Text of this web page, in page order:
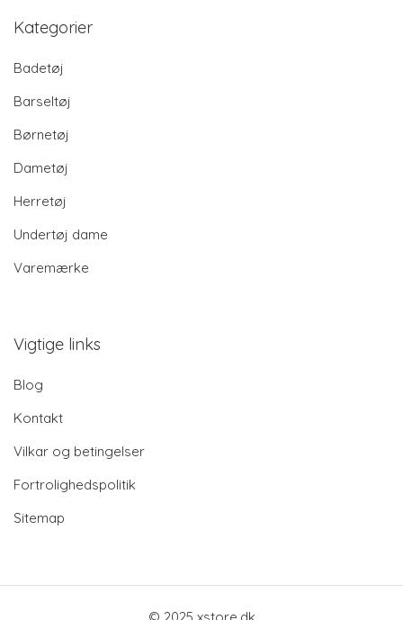
Kategorier
Badetøj
Barseltøj
Børnetøj
Dametøj
Herretøj
Undertøj dame
Varemærke
Vigtige links
Blog
Kontakt
Vilkar og betingelser
Fortrolighedspolitik
Sitemap